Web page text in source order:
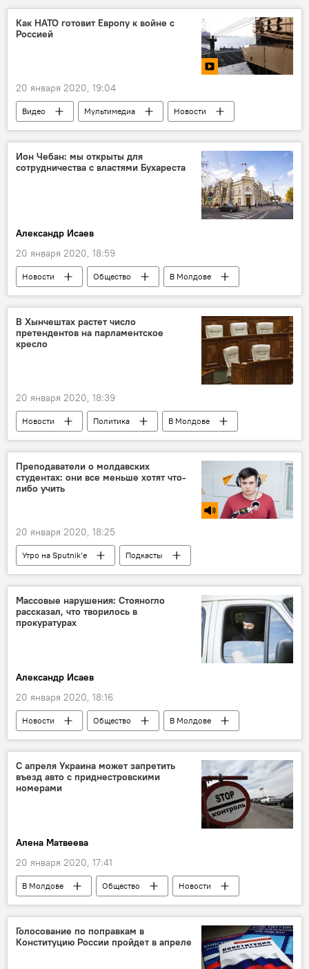
Новости компаний
Великая Отечественная война
Как НАТО готовит Европу к войне с
Россией
20 января 2020, 19:04
Видео Мультимедиа
Новости
Общество
В мире Политика
Ион Чебан: мы открыты для
сотрудничества с властями Бухареста
Александр Исаев
20 января 2020, 18:59
Новости Общество
В Молдове
Кишинев
Ион Чебан
В Хынчештах растет число
претендентов на парламентское
кресло
20 января 2020, 18:39
Новости Политика
В Молдове
выборы
Преподаватели о молдавских
студентах: они все меньше хотят что-
либо учить
20 января 2020, 18:25
Утро на Sputnik’e
Подкасты
Общество
В Молдове Новости
Массовые нарушения: Стояногло
рассказал, что творилось в
прокуратурах
Александр Исаев
20 января 2020, 18:16
Новости Общество
В Молдове
прокуратура
C апреля Украина может запретить
въезд авто с приднестровскими
номерами
Алена Матвеева
20 января 2020, 17:41
В Молдове Общество Новости
Голосование по поправкам в
Конституцию России пройдет в апреле